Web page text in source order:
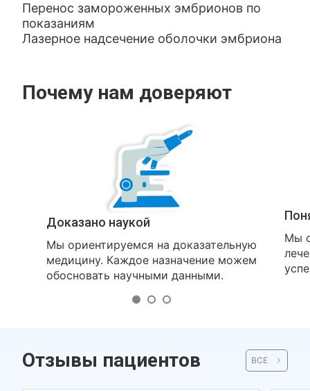
Перенос замороженных эмбрионов по
показаниям
Лазерное надсечение оболочки эмбриона
Почему нам доверяют
Доказано наукой
Мы ориентируемся на доказательную
медицину. Каждое назначение можем
обосновать научными данными.
Мы
Отзывы пациентов ВСЕ